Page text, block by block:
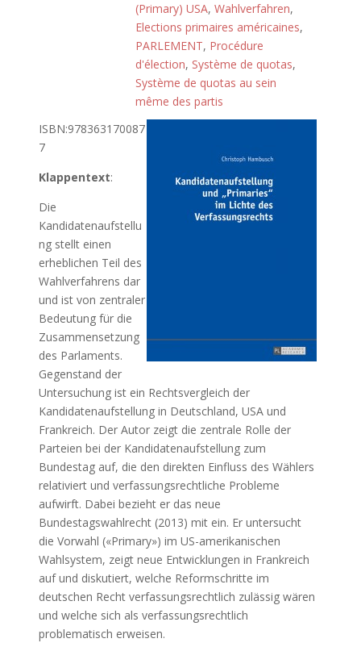
(Primary) USA, Wahlverfahren,
Elections primaires américaines,
PARLEMENT, Procédure
d'élection, Système de quotas,
Système de quotas au sein
même des partis
ISBN:978363170087
7
Klappentext:
Die
Kandidatenaufstellu
ng stellt einen
erheblichen Teil des
Wahlverfahrens dar
und ist von zentraler
Bedeutung für die
Zusammensetzung
des Parlaments.
Gegenstand der
Untersuchung ist ein Rechtsvergleich der
Kandidatenaufstellung in Deutschland, USA und
Frankreich. Der Autor zeigt die zentrale Rolle der
Parteien bei der Kandidatenaufstellung zum
Bundestag auf, die den direkten Einfluss des Wählers
relativiert und verfassungsrechtliche Probleme
aufwirft. Dabei bezieht er das neue
Bundestagswahlrecht (2013) mit ein. Er untersucht
die Vorwahl («Primary») im US-amerikanischen
Wahlsystem, zeigt neue Entwicklungen in Frankreich
auf und diskutiert, welche Reformschritte im
deutschen Recht verfassungsrechtlich zulässig wären
und welche sich als verfassungsrechtlich
problematisch erweisen.